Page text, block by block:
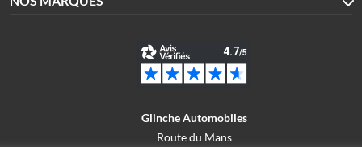
Glinche Automobiles
Route du Mans